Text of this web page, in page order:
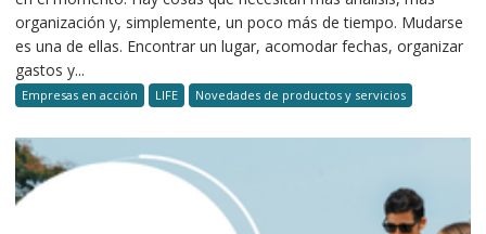
organización y, simplemente, un poco más de tiempo. Mudarse
es una de ellas. Encontrar un lugar, acomodar fechas, organizar
gastos y...
Empresas en acción LIFE Novedades de productos y servicios